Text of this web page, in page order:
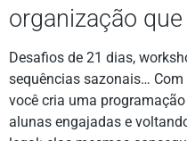
organização
Desafios de 21 dias,
sequências sazonais…
você cria uma
alunas engajadas e